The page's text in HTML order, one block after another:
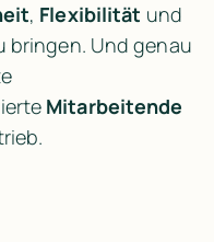
, Flexibilität
bringen. Und genau
Mitarbeitende